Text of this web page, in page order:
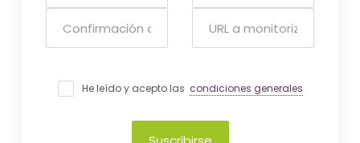
He leído y acepto las condiciones generales